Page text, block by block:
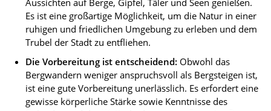
Es ist eine großartige Möglichkeit, um die Natur in einer
ruhigen und friedlichen Umgebung zu erleben und dem
Trubel der Stadt zu entfliehen.
Die Vorbereitung ist entscheidend: Obwohl das
Bergwandern weniger anspruchsvoll als Bergsteigen ist,
ist eine gute Vorbereitung unerlässlich. Es erfordert eine
gewisse körperliche Stärke sowie Kenntnisse des